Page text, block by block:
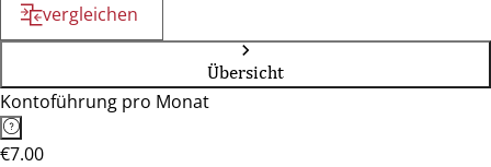
vergleichen
Übersicht
Kontoführung pro Monat
€7.00